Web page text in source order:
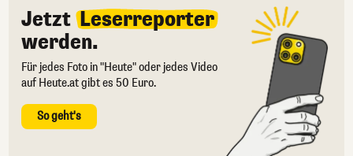
Jetzt Leserreporter
werden.
Für jedes Foto in "Heute" oder jedes Video
auf Heute.at gibt es 50 Euro.
So geht's